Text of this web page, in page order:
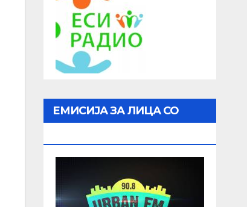
ЕМИСИЈА ЗА ЛИЦА СО